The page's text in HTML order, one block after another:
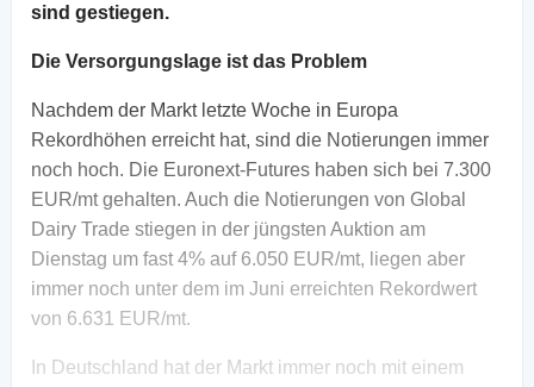
sind gestiegen.
Die Versorgungslage ist das Problem
Nachdem der Markt letzte Woche in Europa
Rekordhöhen erreicht hat, sind die Notierungen immer
noch hoch. Die Euronext-Futures haben sich bei 7.300
EUR/mt gehalten. Auch die Notierungen von Global
Dairy Trade stiegen in der jüngsten Auktion am
Dienstag um fast 4% auf 6.050 EUR/mt, liegen aber
immer noch unter dem im Juni erreichten Rekordwert
von 6.631 EUR/mt.
In Deutschland hat der Markt immer noch mit einem